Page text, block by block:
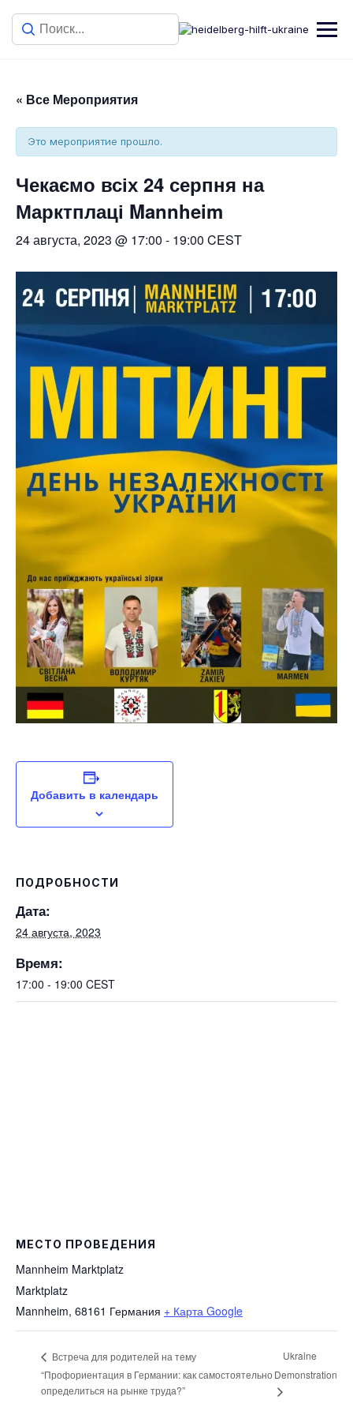
« Все Мероприятия
Это мероприятие прошло.
Чекаємо всіх 24 серпня на
Марктплаці Mannheim
24 августа, 2023 @ 17:00 - 19:00 CEST
Добавить в календарь
ПОДРОБНОСТИ
Дата:
24 августа, 2023
Время:
17:00 - 19:00 CEST
МЕСТО ПРОВЕДЕНИЯ
Mannheim Marktplatz
Marktplatz
Mannheim, 68161 Германия + Карта Google
Встреча для родителей на тему
“Профориентация в Германии: как самостоятельно
определиться на рынке труда?”
Ukraine
Demonstration